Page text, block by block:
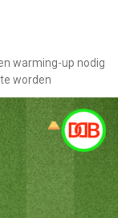
warming-up nodig
worden